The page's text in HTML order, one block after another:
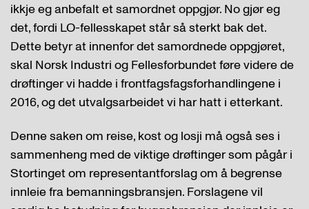
ikkje eg anbefalt et samordnet oppgjør. No gjør eg
det, fordi LO-fellesskapet står så sterkt bak det.
Dette betyr at innenfor det samordnede oppgjøret,
skal Norsk Industri og Fellesforbundet føre videre de
drøftinger vi hadde i frontfagsfagsforhandlingene i
2016, og det utvalgsarbeidet vi har hatt i etterkant.
Denne saken om reise, kost og losji må også ses i
sammenheng med de viktige drøftinger som pågår i
Stortinget om representantforslag om å begrense
innleie fra bemanningsbransjen. Forslagene vil